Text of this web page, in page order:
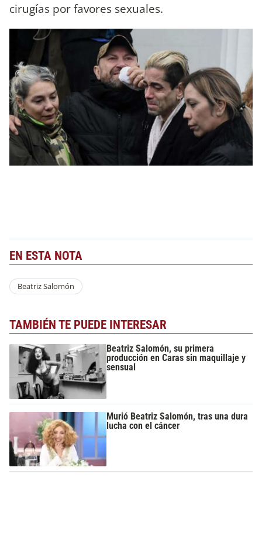
cirugías por favores sexuales.
EN ESTA NOTA
Beatriz Salomón
TAMBIÉN TE PUEDE INTERESAR
Beatriz Salomón, su primera
producción en Caras sin maquillaje y
sensual
Murió Beatriz Salomón, tras una dura
lucha con el cáncer